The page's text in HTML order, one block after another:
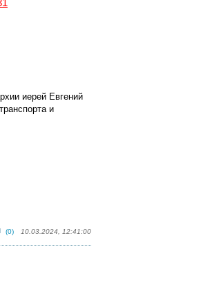
иерей Евгений
и
(0) 10.03.2024, 12:41:00